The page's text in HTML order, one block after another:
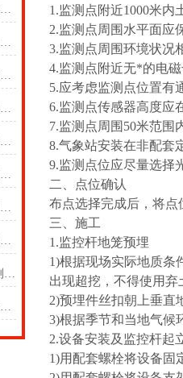
水位监测站——一款多河道的河道水位监测站2025(万象推送)
水位监测站——一款水位测量的河道水位监测站2025(万象推送)
水位监测站——一款河边的河道水位监测站2025(万象推送)
水位监测站——一款拥有特点的河道水位监测站2025(万象推送)
水位监测站——一款值得收藏的河道水位监测站2025(万象推送)
水位监测站——一款实时监测的河道水位监测站2024(万象推送)
水位监测站——一款国破山河在的河道水位监测站2024万象环境
水位监测站——一款寥落古行宫的河道水位监测站 2024万象环境
水位监测站-是支持定制的水文监测设备/2024/WX-LDSW04
气泡水位监测站：智能低耗运维体系，降本增效优势显著
1.监测点附近1000米内
2.监测点周围水平面应
3.监测点周围环境状况
4.监测点附近无*的电
5.应考虑监测点位置有
6.监测点传感器高度应
7.监测点周围50米范围
8.气象站安装在非配套
9.监测点位应尽量选择
二、点位确认
布点选择完成后，将
三、施工
1.监控杆地笼预埋
1)根据现场实际地质条
出现超挖，不得使用
2)预埋件丝扣朝上垂直
3)根据季节和当地气候
2.设备安装及监控杆起
1)用配套螺栓将设备固